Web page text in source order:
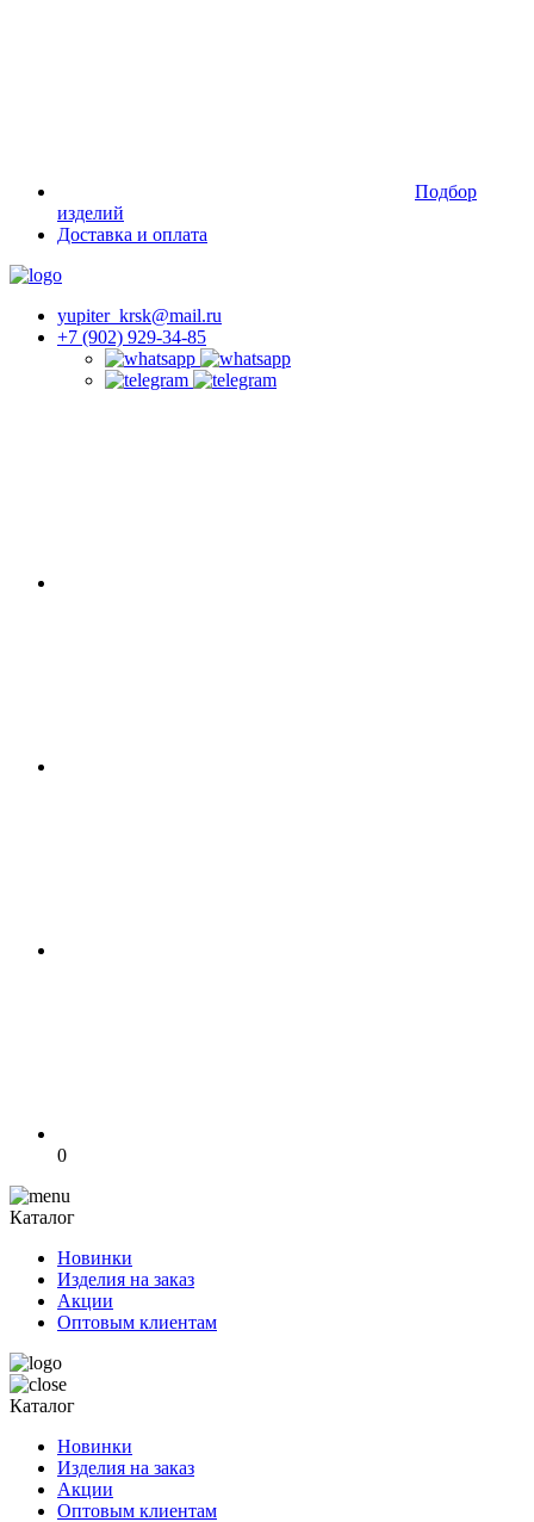
Подбор
изделий
Доставка и оплата
yupiter_krsk@mail.ru
+7 (902) 929-34-85
0
Каталог
Новинки
Изделия на заказ
Акции
Оптовым клиентам
Каталог
Новинки
Изделия на заказ
Акции
Оптовым клиентам